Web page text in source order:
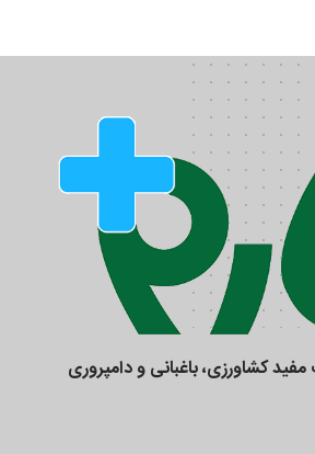
مفید کشاورزی، باغبانی و دامپروری